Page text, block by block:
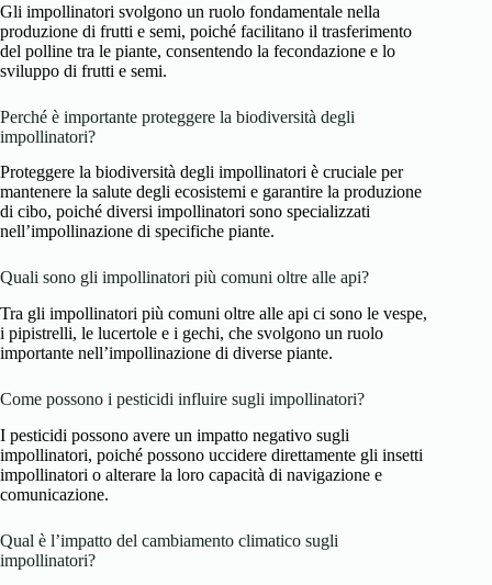
Gli impollinatori svolgono un ruolo fondamentale nella
produzione di frutti e semi, poiché facilitano il trasferimento
del polline tra le piante, consentendo la fecondazione e lo
sviluppo di frutti e semi.
Perché è importante proteggere la biodiversità degli
impollinatori?
Proteggere la biodiversità degli impollinatori è cruciale per
mantenere la salute degli ecosistemi e garantire la produzione
di cibo, poiché diversi impollinatori sono specializzati
nell’impollinazione di specifiche piante.
Quali sono gli impollinatori più comuni oltre alle api?
Tra gli impollinatori più comuni oltre alle api ci sono le vespe,
i pipistrelli, le lucertole e i gechi, che svolgono un ruolo
importante nell’impollinazione di diverse piante.
Come possono i pesticidi influire sugli impollinatori?
I pesticidi possono avere un impatto negativo sugli
impollinatori, poiché possono uccidere direttamente gli insetti
impollinatori o alterare la loro capacità di navigazione e
comunicazione.
Qual è l’impatto del cambiamento climatico sugli
impollinatori?